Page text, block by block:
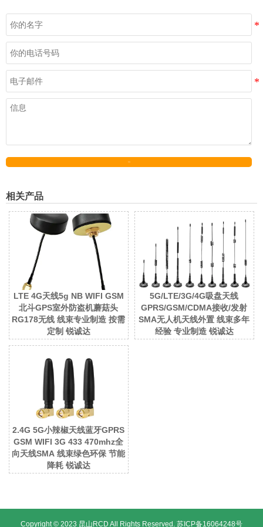
相关产品
LTE 4G天线5g NB WIFI GSM
北斗GPS室外防盗机蘑菇头
RG178无线 线束专业制造 按需
定制 锐诚达
5G/LTE/3G/4G吸盘天线
GPRS/GSM/CDMA接收/发射
SMA无人机天线外置 线束多年
经验 专业制造 锐诚达
2.4G 5G小辣椒天线蓝牙GPRS
GSM WIFI 3G 433 470mhz全
向天线SMA 线束绿色环保 节能
降耗 锐诚达
Copyright © 2023 昆山RCD All Rights Reserved. 苏ICP备16064248号